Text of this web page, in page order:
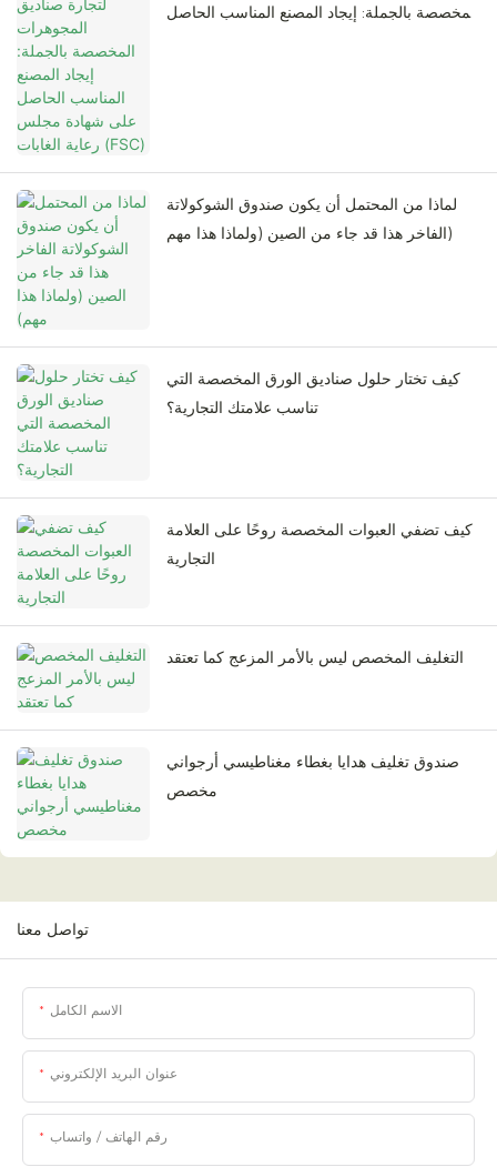
المخصصة بالجملة: إيجاد المصنع المناسب الحاصل
لماذا من المحتمل أن يكون صندوق الشوكولاتة
الفاخر هذا قد جاء من الصين (ولماذا هذا مهم)
كيف تختار حلول صناديق الورق المخصصة التي
تناسب علامتك التجارية؟
كيف تضفي العبوات المخصصة روحًا على العلامة
التجارية
التغليف المخصص ليس بالأمر المزعج كما تعتقد
صندوق تغليف هدايا بغطاء مغناطيسي أرجواني
مخصص
تواصل معنا
الاسم الكامل
عنوان البريد الإلكتروني
رقم الهاتف / واتساب